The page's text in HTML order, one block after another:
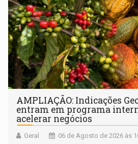
AMPLIAÇÃO: Indicações
entram em programa
acelerar negócios
Geral 06 de Agosto de 2026 às